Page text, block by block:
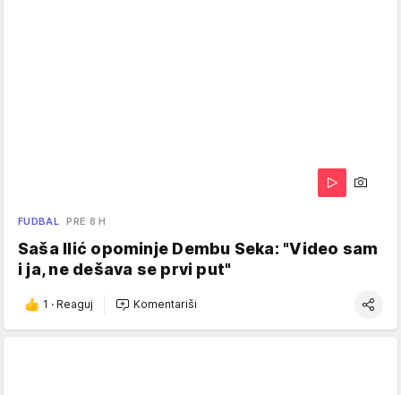
FUDBAL PRE 8 H
Saša Ilić opominje Dembu Seka: "Video sam
i ja, ne dešava se prvi put"
1 · Reaguj Komentariši